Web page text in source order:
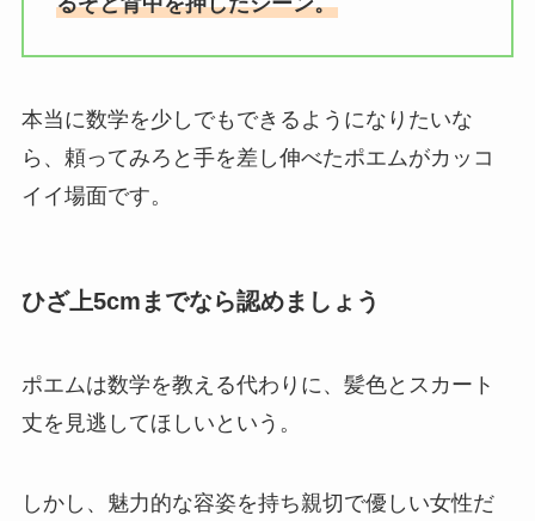
本当に数学を少しでもできるようになりたいな
ら、頼ってみろと手を差し伸べたポエムがカッコ
イイ場面です。
ひざ上5cmまでなら認めましょう
ポエムは数学を教える代わりに、髪色とスカート
丈を見逃してほしいという。
しかし、魅力的な容姿を持ち親切で優しい女性だ